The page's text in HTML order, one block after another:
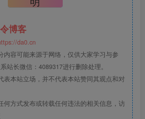
博客
da0.cn
内容可能来源于网络，仅供大家学习与参
站长微信：4089317进行删除处理。
表本站立场，并不代表本站赞同其观点和对
何方式发布或转载任何违法的相关信息，访